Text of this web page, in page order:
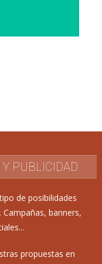
PUBLICIDAD
de posibilidades
banners,
propuestas en